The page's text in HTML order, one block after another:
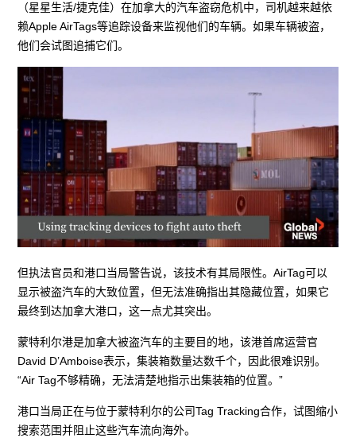
（星星生活/捷克佳）在加拿大的汽车盗窃危机中，司机越来越依
赖Apple AirTags等追踪设备来监视他们的车辆。如果车辆被盗，
他们会试图追捕它们。
但执法官员和港口当局警告说，该技术有其局限性。AirTag可以
显示被盗汽车的大致位置，但无法准确指出其隐藏位置，如果它
最终到达加拿大港口，这一点尤其突出。
蒙特利尔港是加拿大被盗汽车的主要目的地，该港首席运营官
David D’Amboise表示，集装箱数量达数千个，因此很难识别。
“Air Tag不够精确，无法清楚地指示出集装箱的位置。”
港口当局正在与位于蒙特利尔的公司Tag Tracking合作，试图缩小
搜索范围并阻止这些汽车流向海外。